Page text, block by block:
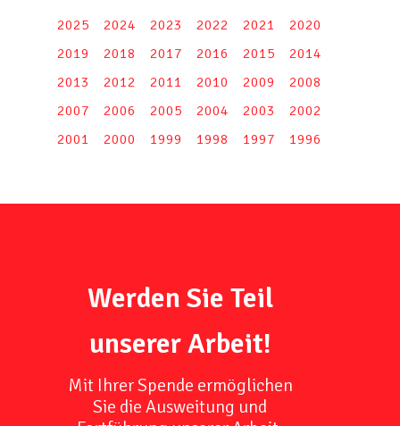
2025 2024 2023 2022 2021
2020
2019
2018 2017 2016 2015
2014
2013
2012 2011 2010 2009
2008
2007
2006 2005 2004 2003
2002
2001
2000 1999 1998 1997 1996
Werden Sie Teil
unserer Arbeit!
Mit Ihrer Spende ermöglichen
Sie die Ausweitung und